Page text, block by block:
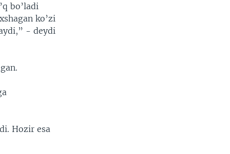
bo’ladi
ko’zi
- deydi
Hozir esa